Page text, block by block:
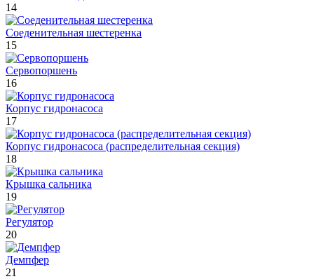
14
Соеденительная шестеренка
15
Сервопоршень
16
Корпус гидронасоса
17
Корпус гидронасоса (распределительная секция)
18
Крышка сальника
19
Регулятор
20
Демпфер
21